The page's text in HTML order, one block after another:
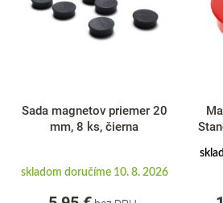
Sada magnetov priemer 20
mm, 8 ks, čierna
skladom doručíme 10. 8. 2026